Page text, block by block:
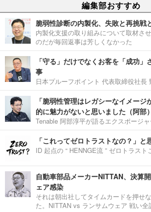
編集部おすすめ
脆弱性診断の内製化、失敗と再挑戦
内製化支援の取り組みについて取材さ
のだが毎回返事は芳しくなかった
「守る」だけでなくお客を「成功
事
日本プルーフポイント 代表取締役社長
「脆弱性管理はレガシーなイメー
的に魅力がないと思いました（阿部
Tenable 阿部淳平が語るエクスポージ
「これってゼロトラストなの？」と
ID 起点の “ HENNGE流 ” ゼロトラスト
自動車部品メーカーNITTAN、決算
ェア感染
それは朝出社してタイムカードを押せ
た。NITTAN vs ランサムウェア 戦い全